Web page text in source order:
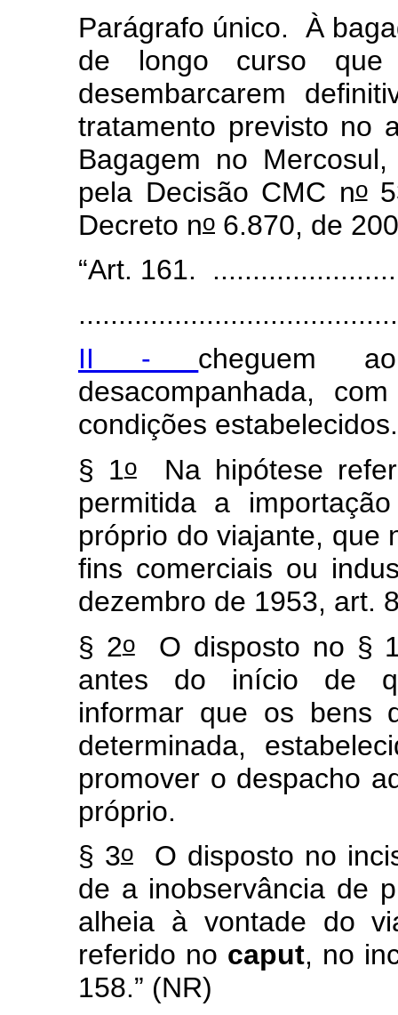
Parágrafo único. À
de longo curso que
desembarcarem
tratamento previsto no
Bagagem no
pela Decisão CMC no
Decreto no 6.870, de
“Art. 161.
II - cheguem
desacompanhada,
condições
§ 1oNa hipótese
permitida a
próprio do viajante, que
fins comerciais ou
dezembro de 1953, art.
§ 2oO disposto no §
antes do início de
informar que os bens
determinada,
promover o despacho
próprio.
§ 3oO disposto no
de a inobservância de
alheia à vontade do
referido no caput, no
158.” (NR)